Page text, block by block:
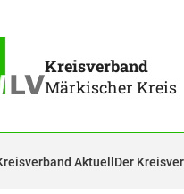
Kreisverband
Märkischer Kreis
Aktuell Der